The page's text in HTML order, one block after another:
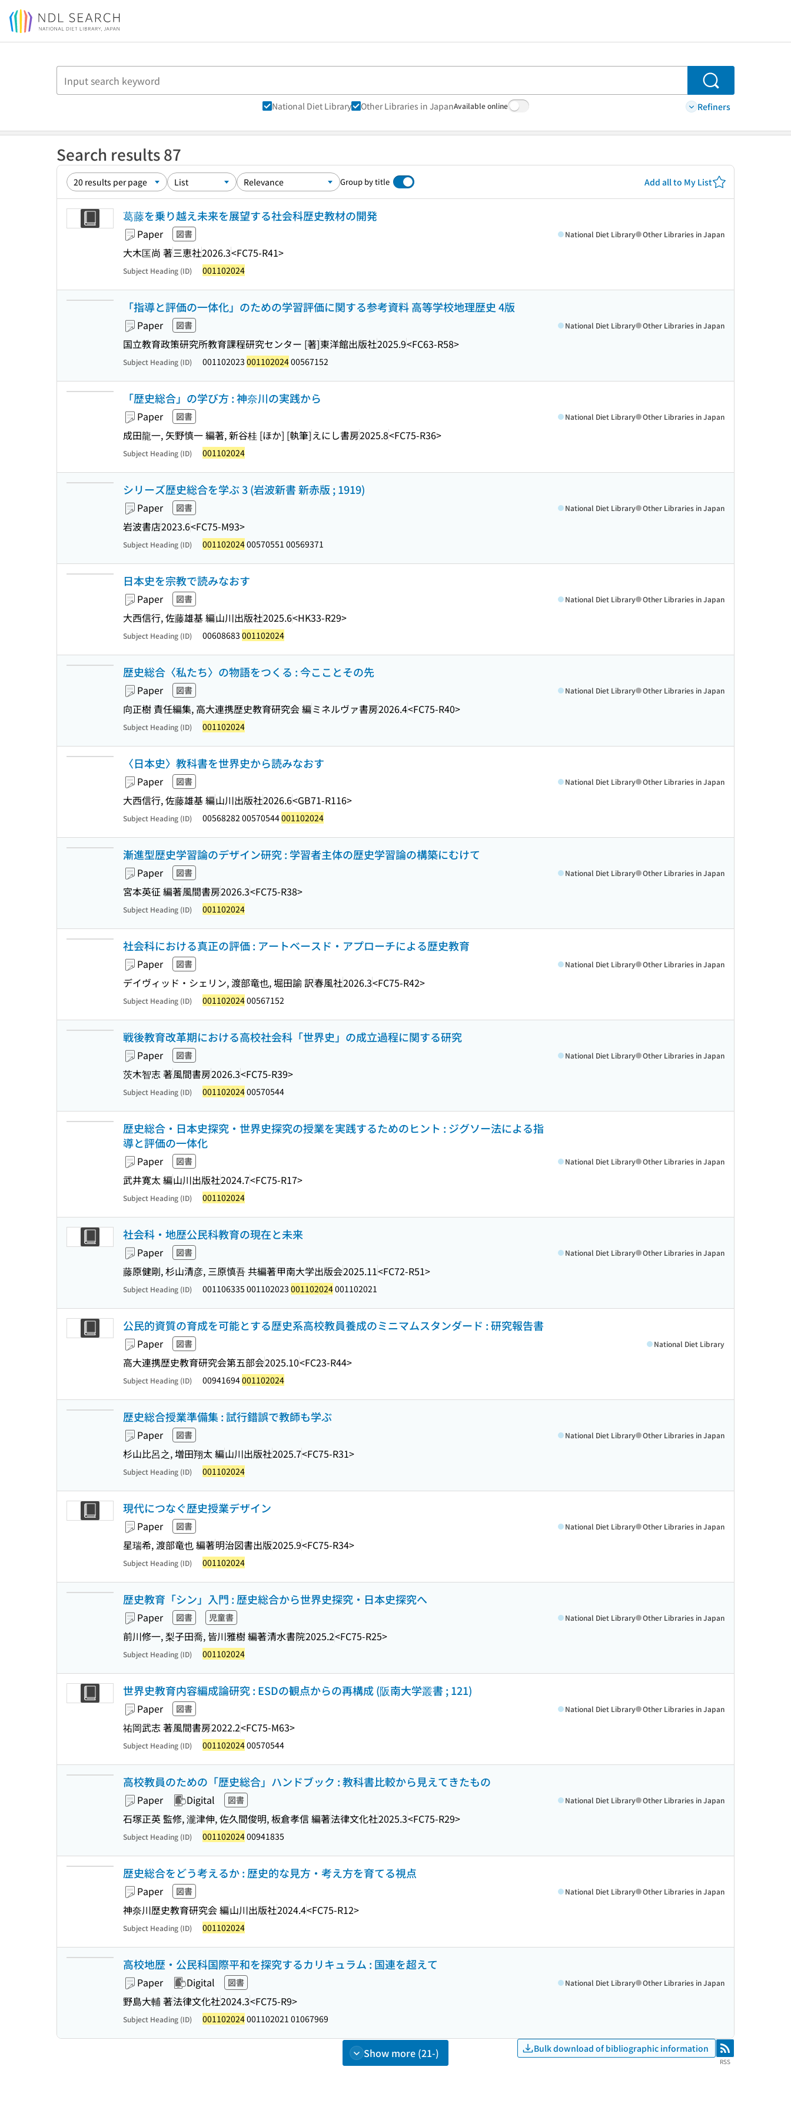
Jump to main content
Search
National Diet Library Other Libraries in JapanAvailable online Refiners
Search results 87
Group by title Add all to My List
葛藤を乗り越え未来を展望する社会科歴史教材の開発
Paper 図書
大木匡尚 著三恵社2026.3<FC75-R41>
National Diet Library Other Libraries in Japan
Subject Heading (ID) 001102024
「指導と評価の一体化」のための学習評価に関する参考資料 高等学校地理歴史 4版
Paper 図書
国立教育政策研究所教育課程研究センター [著]東洋館出版社2025.9<FC63-R58>
National Diet Library Other Libraries in Japan
Subject Heading (ID) 001102023 00110202400567152
「歴史総合」の学び方 : 神奈川の実践から
Paper 図書
成田龍一, 矢野慎一 編著, 新谷桂 [ほか] [執筆] えにし書房2025.8<FC75-R36>
National Diet Library Other Libraries in Japan
Subject Heading (ID) 001102024
シリーズ歴史総合を学ぶ 3 (岩波新書 新赤版 ; 1919)
Paper 図書
岩波書店2023.6<FC75-M93>
National Diet Library Other Libraries in Japan
Subject Heading (ID) 00110202400570551 00569371
日本史を宗教で読みなおす
Paper 図書
大西信行, 佐藤雄基 編山川出版社2025.6<HK33-R29>
National Diet Library Other Libraries in Japan
Subject Heading (ID) 00608683 001102024
歴史総合〈私たち〉の物語をつくる : 今こことその先
Paper 図書
向正樹 責任編集, 高大連携歴史教育研究会 編ミネルヴァ書房2026.4<FC75-R40>
National Diet Library Other Libraries in Japan
Subject Heading (ID) 001102024
〈日本史〉教科書を世界史から読みなおす
Paper 図書
大西信行, 佐藤雄基 編山川出版社2026.6<GB71-R116>
National Diet Library Other Libraries in Japan
Subject Heading (ID) 00568282 00570544001102024
漸進型歴史学習論のデザイン研究 : 学習者主体の歴史学習論の構築にむけて
Paper 図書
宮本英征 編著風間書房2026.3<FC75-R38>
National Diet Library Other Libraries in Japan
Subject Heading (ID) 001102024
社会科における真正の評価 : アートベースド・アプローチによる歴史教育
Paper 図書
デイヴィッド・シェリン, 渡部竜也, 堀田諭 訳春風社2026.3<FC75-R42>
National Diet Library Other Libraries in Japan
Subject Heading (ID) 00110202400567152
戦後教育改革期における高校社会科「世界史」の成立過程に関する研究
Paper 図書
茨木智志 著風間書房2026.3<FC75-R39>
National Diet Library Other Libraries in Japan
Subject Heading (ID) 00110202400570544
歴史総合・日本史探究・世界史探究の授業を実践するためのヒント : ジグソー法による指
導と評価の一体化
Paper 図書
武井寛太 編山川出版社2024.7<FC75-R17>
National Diet Library Other Libraries in Japan
Subject Heading (ID) 001102024
社会科・地歴公民科教育の現在と未来
Paper 図書
藤原健剛, 杉山清彦, 三原慎吾 共編著甲南大学出版会2025.11<FC72-R51>
National Diet Library Other Libraries in Japan
Subject Heading (ID) 001106335 001102023 001102024001102021
公民的資質の育成を可能とする歴史系高校教員養成のミニマムスタンダード : 研究報告書
Paper 図書
高大連携歴史教育研究会第五部会2025.10<FC23-R44>
National Diet Library
Subject Heading (ID) 00941694001102024
歴史総合授業準備集 : 試行錯誤で教師も学ぶ
Paper 図書
杉山比呂之, 増田翔太 編山川出版社2025.7<FC75-R31>
National Diet Library Other Libraries in Japan
Subject Heading (ID) 001102024
現代につなぐ歴史授業デザイン
Paper 図書
星瑞希, 渡部竜也 編著明治図書出版2025.9<FC75-R34>
National Diet Library Other Libraries in Japan
Subject Heading (ID) 001102024
歴史教育「シン」入門 : 歴史総合から世界史探究・日本史探究へ
Paper 図書 児童書
前川修一, 梨子田喬, 皆川雅樹 編著清水書院2025.2<FC75-R25>
National Diet Library Other Libraries in Japan
Subject Heading (ID) 001102024
世界史教育内容編成論研究 : ESDの観点からの再構成 (阪南大学叢書 ; 121)
Paper 図書
祐岡武志 著風間書房2022.2<FC75-M63>
National Diet Library Other Libraries in Japan
Subject Heading (ID) 00110202400570544
高校教員のための「歴史総合」ハンドブック : 教科書比較から見えてきたもの
Paper Digital 図書
石塚正英 監修, 瀧津伸, 佐久間俊明, 板倉孝信 編著法律文化社2025.3<FC75-R29>
National Diet Library Other Libraries in Japan
Subject Heading (ID) 00110202400941835
歴史総合をどう考えるか : 歴史的な見方・考え方を育てる視点
Paper 図書
神奈川歴史教育研究会 編山川出版社2024.4<FC75-R12>
National Diet Library Other Libraries in Japan
Subject Heading (ID) 001102024
高校地歴・公民科国際平和を探究するカリキュラム : 国連を超えて
Paper Digital 図書
野島大輔 著法律文化社2024.3<FC75-R9>
National Diet Library Other Libraries in Japan
Subject Heading (ID) 001102024001102021 01067969
Show more (21-) Bulk download of bibliographic information RSS
RSS